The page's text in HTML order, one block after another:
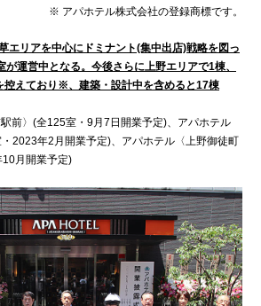
※ アパホテル株式会社の登録商標です。
エリアを中心にドミナント(集中出店)戦略を図っ
運営中となる。今後さらに上野エリアで1棟、
控えており※、建築・設計中を含めると17棟
前〉(全125室・9月7日開業予定)、アパホテル
・2023年2月開業予定)、アパホテル〈上野御徒町
月開業予定)